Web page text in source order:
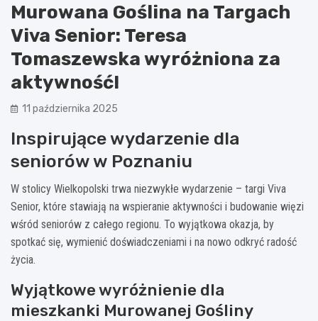
Murowana Goślina na Targach
Viva Senior: Teresa
Tomaszewska wyróżniona za
aktywność!
11 października 2025
Inspirujące wydarzenie dla
seniorów w Poznaniu
W stolicy Wielkopolski trwa niezwykłe wydarzenie – targi Viva
Senior, które stawiają na wspieranie aktywności i budowanie więzi
wśród seniorów z całego regionu. To wyjątkowa okazja, by
spotkać się, wymienić doświadczeniami i na nowo odkryć radość
życia.
Wyjątkowe wyróżnienie dla
mieszkanki Murowanej Gośliny